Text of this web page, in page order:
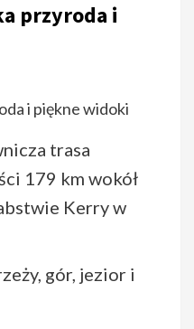
przyroda i
trasa
179 km wokół
Kerry w
gór, jezior i